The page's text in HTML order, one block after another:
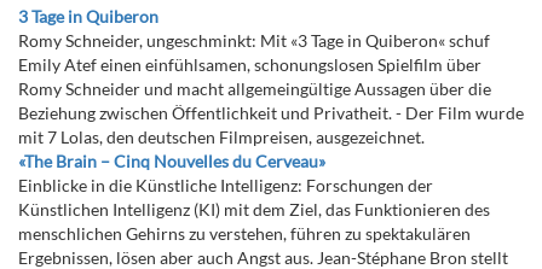
3 Tage in Quiberon
Romy Schneider, ungeschminkt: Mit «3 Tage in Quiberon« schuf
Emily Atef einen einfühlsamen, schonungslosen Spielfilm über
Romy Schneider und macht allgemeingültige Aussagen über die
Beziehung zwischen Öffentlichkeit und Privatheit. - Der Film wurde
mit 7 Lolas, den deutschen Filmpreisen, ausgezeichnet.
«The Brain – Cinq Nouvelles du Cerveau»
Einblicke in die Künstliche Intelligenz: Forschungen der
Künstlichen Intelligenz (KI) mit dem Ziel, das Funktionieren des
menschlichen Gehirns zu verstehen, führen zu spektakulären
Ergebnissen, lösen aber auch Angst aus. Jean-Stéphane Bron stellt